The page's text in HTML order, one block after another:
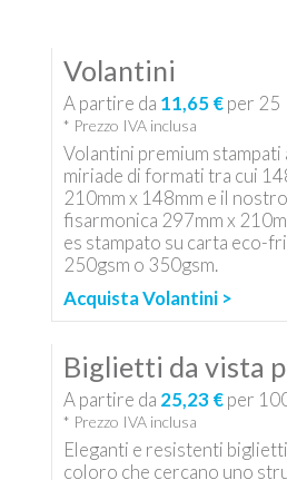
Volantini
A partire da 11,65 €per 25
* Prezzo IVA inclusa
Volantini premium stampati
miriade di formati tra cui
210mm x 148mm e il
fisarmonica 297mm x
es stampato su carta eco-
250gsm o 350gsm.
Acquista Volantini >
Biglietti da vista
A partire da 25,23 €per
* Prezzo IVA inclusa
Eleganti e resistenti
coloro che cercano uno